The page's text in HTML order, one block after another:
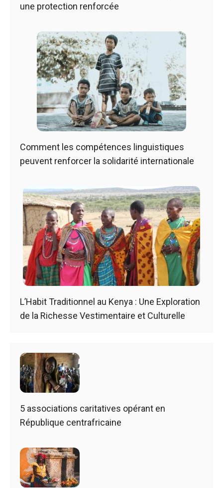
une protection renforcée
Comment les compétences linguistiques
peuvent renforcer la solidarité internationale
L’Habit Traditionnel au Kenya : Une Exploration
de la Richesse Vestimentaire et Culturelle
5 associations caritatives opérant en
République centrafricaine